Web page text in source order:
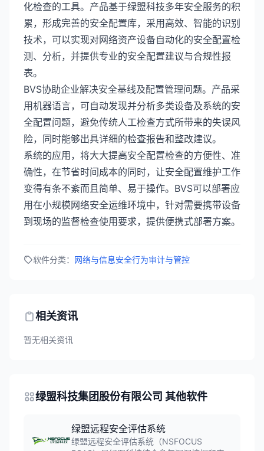
化检查的工具。产品基于绿盟科技多年安全服务的积
累，形成完善的安全配置库，采用高效、智能的识别
技术，可以实现对网络资产设备自动化的安全配置检
测、分析，并提供专业的安全配置建议与合规性报
表。
BVS协助企业解决安全基线及配置管理问题。产品采
用机器语言，可自动发现并分析多类设备及系统的安
全配置问题，避免传统人工检查方式所带来的失误风
险，同时能够出具详细的检查报告和整改建议。
系统的应用，将大大提高安全配置检查的方便性、准
确性，在节省时间成本的同时，让安全配置维护工作
变得有条不紊而且简单、易于操作。BVS可以部署应
用在小规模网络安全运维环境中，针对需要携带设备
到现场的监督检查使用要求，提供便携式部署方案。
软件分类： 网络与信息安全行为审计与管控
相关资讯
暂无相关资讯
绿盟科技集团股份有限公司 其他软件
绿盟远程安全评估系统
绿盟远程安全评估系统（NSFOCUS